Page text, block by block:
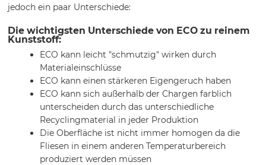
jedoch ein paar Unterschiede:
Die wichtigsten Unterschiede von ECO zu reinem
Kunststoff:
ECO kann leicht "schmutzig" wirken durch
Materialeinschlüsse
ECO kann einen stärkeren Eigengeruch haben
ECO kann sich außerhalb der Chargen farblich
unterscheiden durch das unterschiedliche
Recyclingmaterial in jeder Produktion
Die Oberfläche ist nicht immer homogen da die
Fliesen in einem anderen Temperaturbereich
produziert werden müssen